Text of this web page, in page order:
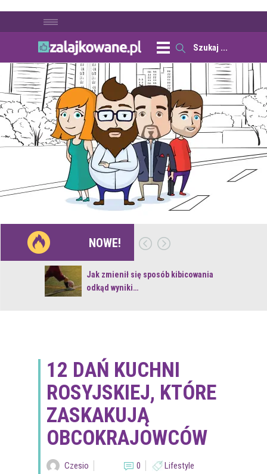
NOWE!
Jak zmienił się sposób kibicowania
odkąd wyniki…
12 DAŃ KUCHNI
ROSYJSKIEJ, KTÓRE
ZASKAKUJĄ
OBCOKRAJOWCÓW
Czesio 0 Lifestyle